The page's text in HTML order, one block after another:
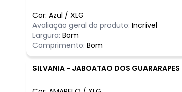
Cor: Azul / XLG
Avaliação geral do produto: Incrível
Largura: Bom
Comprimento: Bom
SILVANIA - JABOATAO DOS GUARARAPES